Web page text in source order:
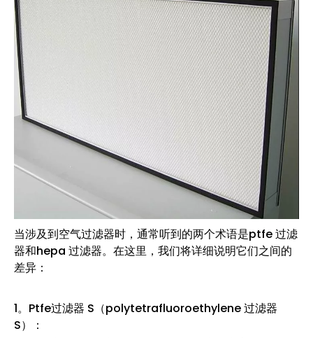
当涉及到空气过滤器时，通常听到的两个术语是ptfe 过滤
器和hepa 过滤器。在这里，我们将详细说明它们之间的
差异：
1。Ptfe过滤器 S（polytetrafluoroethylene 过滤器
S）：